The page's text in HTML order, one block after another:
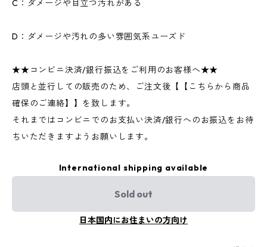
C：ダメージや目立つ汚れがある
D：ダメージや汚れの多い雰囲気系ユーズド
★★コンビニ決済/銀行振込をご利用のお客様へ★★
店頭と並行しての販売のため、ご注文後【【こちらから商品
確保のご連絡】】を致します。
それまではコンビニでのお支払い決済/銀行へのお振込をお待
ちいただきますようお願いします。
International shipping available
Sold out
日本国内にお住まいの方向け